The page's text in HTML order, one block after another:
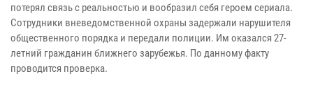
потерял связь с реальностью и вообразил себя героем сериала.
Сотрудники вневедомственной охраны задержали нарушителя
общественного порядка и передали полиции. Им оказался 27-
летний гражданин ближнего зарубежья. По данному факту
проводится проверка.